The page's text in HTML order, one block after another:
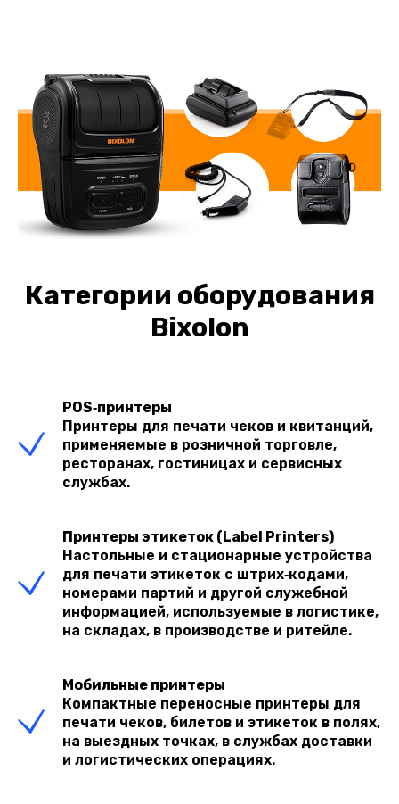
Категории оборудования
Bixolon
POS‑принтеры
Принтеры для печати чеков и квитанций,
применяемые в розничной торговле,
ресторанах, гостиницах и сервисных
службах.
Принтеры этикеток (Label Printers)
Настольные и стационарные устройства
для печати этикеток с штрих‑кодами,
номерами партий и другой служебной
информацией, используемые в логистике,
на складах, в производстве и ритейле.
Мобильные принтеры
Компактные переносные принтеры для
печати чеков, билетов и этикеток в полях,
на выездных точках, в службах доставки
и логистических операциях.